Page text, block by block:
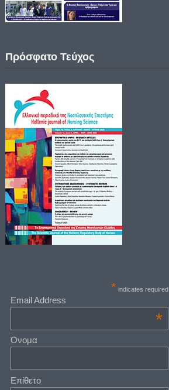
Πρόσφατο Τεύχος
* indicates required
Email Address
*
Όνομα
Επίθετο